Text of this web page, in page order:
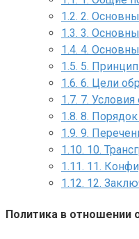
1.2. 2.
1.3. 3.
1.4. 4.
1.5. 5.
1.6. 6. Цели
1.7. 7.
1.8. 8.
1.9. 9.
1.10. 10.
1.11. 11.
1.12. 12.
Политика в отношении